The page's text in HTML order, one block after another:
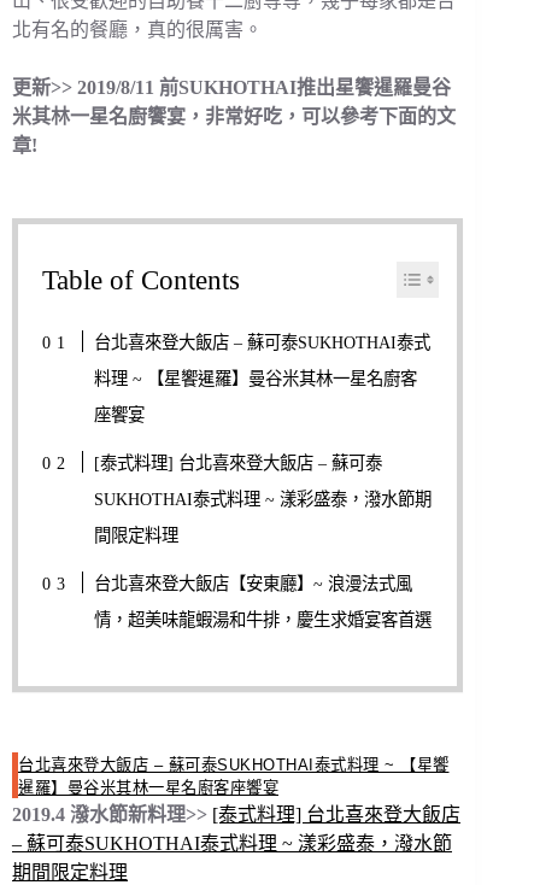
北有名的餐廳，真的很厲害。
更新>> 2019/8/11 前SUKHOTHAI推出星饗暹羅曼谷
米其林一星名廚饗宴，非常好吃，可以參考下面的文
章!
Table of Contents
台北喜來登大飯店 – 蘇可泰SUKHOTHAI泰式
料理 ~ 【星饗暹羅】曼谷米其林一星名廚客
座饗宴
[泰式料理] 台北喜來登大飯店 – 蘇可泰
SUKHOTHAI泰式料理 ~ 漾彩盛泰，潑水節期
間限定料理
台北喜來登大飯店【安東廳】~ 浪漫法式風
情，超美味龍蝦湯和牛排，慶生求婚宴客首選
台北喜來登大飯店 – 蘇可泰SUKHOTHAI泰式料理 ~ 【星饗
暹羅】曼谷米其林一星名廚客座饗宴
2019.4 潑水節新料理>> [泰式料理] 台北喜來登大飯店
– 蘇可泰SUKHOTHAI泰式料理 ~ 漾彩盛泰，潑水節
期間限定料理